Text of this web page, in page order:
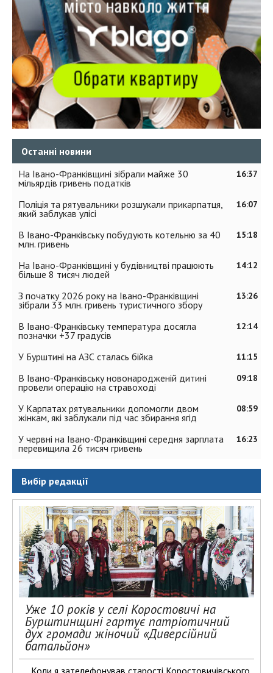
Останні новини
16:37
На Івано-Франківщині зібрали майже 30
мільярдів гривень податків
16:07
Поліція та рятувальники розшукали прикарпатця,
який заблукав улісі
15:18
В Івано-Франківську побудують котельню за 40
млн. гривень
14:12
На Івано-Франківщині у будівництві працюють
більше 8 тисяч людей
13:26
З початку 2026 року на Івано-Франківщині
зібрали 33 млн. гривень туристичного збору
12:14
В Івано-Франківську температура досягла
позначки +37 градусів
11:15
У Бурштині на АЗС сталась бійка
09:18
В Івано-Франківську новонародженій дитині
провели операцію на стравоході
08:59
У Карпатах рятувальники допомогли двом
жінкам, які заблукали під час збирання ягід
16:23
У червні на Івано-Франківщині середня зарплата
перевищила 26 тисяч гривень
Вибір редакції
Уже 10 років у селі Коростовичі на
Бурштинщині гартує патріотичний
дух громади жіночий «Диверсійний
батальйон»